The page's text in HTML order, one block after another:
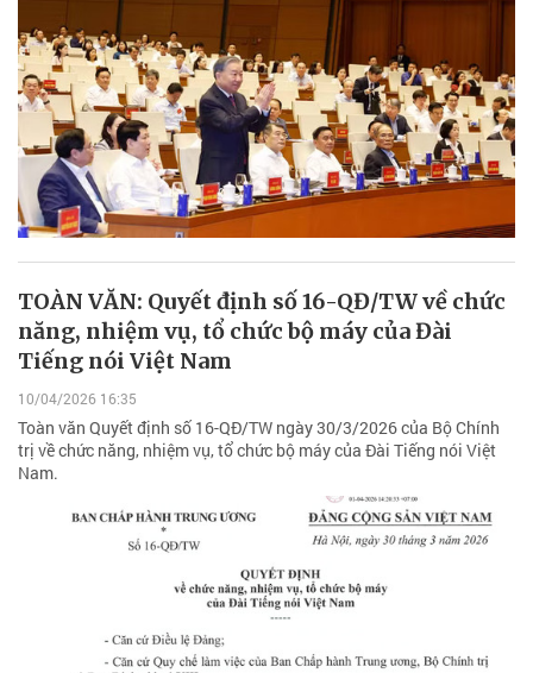
TOÀN VĂN: Quyết định số 16-QĐ/TW về chức
năng, nhiệm vụ, tổ chức bộ máy của Đài
Tiếng nói Việt Nam
10/04/2026 16:35
Toàn văn Quyết định số 16-QĐ/TW ngày 30/3/2026 của Bộ Chính
trị về chức năng, nhiệm vụ, tổ chức bộ máy của Đài Tiếng nói Việt
Nam.